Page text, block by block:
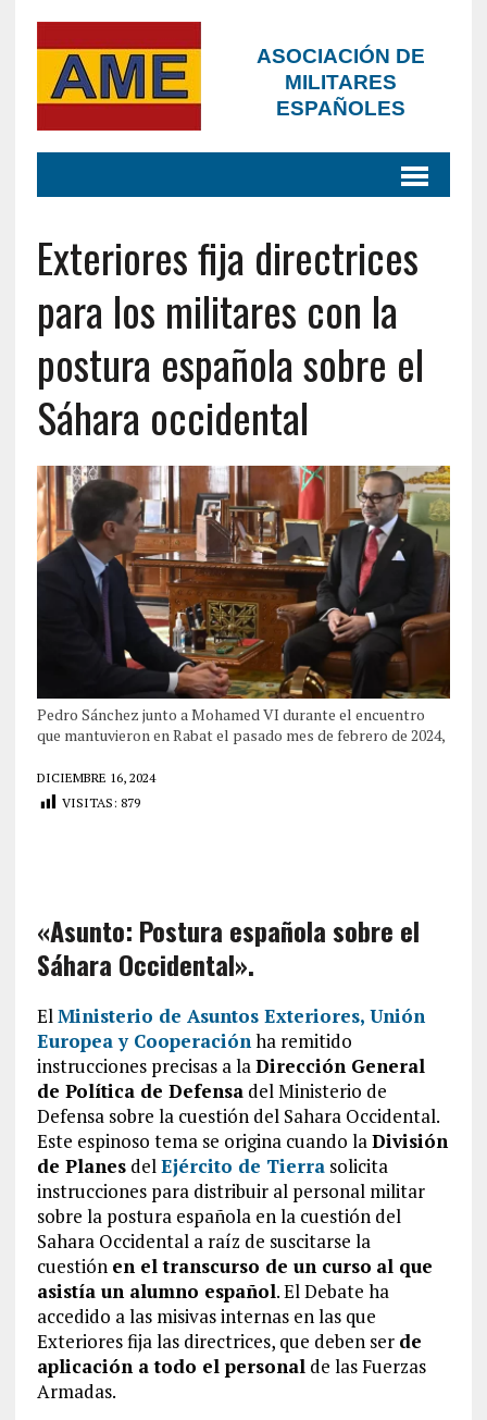
ASOCIACIÓN DE
MILITARES
ESPAÑOLES
Exteriores fija directrices
para los militares con la
postura española sobre el
Sáhara occidental
Pedro Sánchez junto a Mohamed VI durante el encuentro
que mantuvieron en Rabat el pasado mes de febrero de 2024,
DICIEMBRE 16, 2024
VISITAS: 879
«Asunto: Postura española sobre el
Sáhara Occidental».
ElMinisterio de Asuntos Exteriores, Unión
Europea y Cooperaciónha remitido
instrucciones precisas a laDirección General
de Política de Defensadel Ministerio de
Defensa sobre la cuestión del Sahara Occidental.
Este espinoso tema se origina cuando laDivisión
de PlanesdelEjército de Tierrasolicita
instrucciones para distribuir al personal militar
sobre la postura española en la cuestión del
Sahara Occidental a raíz de suscitarse la
cuestión en el transcurso de un curso al que
asistía un alumno español. El Debate ha
accedido a las misivas internas en las que
Exteriores fija las directrices, que deben ser de
aplicación a todo el personalde las Fuerzas
Armadas.